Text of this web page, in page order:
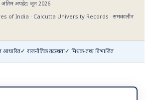
अंतिम अपडेट: जून 2026
of India · Calcutta University Records · समकालीन
आधारित राजनीतिक तटस्थता मिथक-तथ्य विभाजित